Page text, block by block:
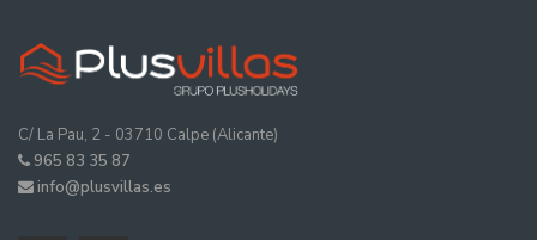
C/ La Pau, 2 - 03710 Calpe (Alicante)
965 83 35 87
info@plusvillas.es